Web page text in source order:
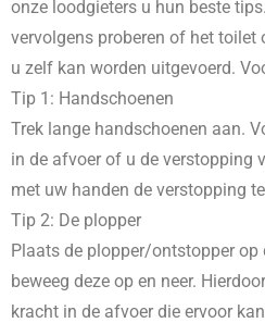
onze loodgieters u hun beste
vervolgens proberen of het
u zelf kan worden uitgevoerd.
Tip 1: Handschoenen
Trek lange handschoenen aan.
in de afvoer of u de verstopping
met uw handen de verstopping
Tip 2: De plopper
Plaats de plopper/ontstopper op
beweeg deze op en neer.
kracht in de afvoer die ervoor